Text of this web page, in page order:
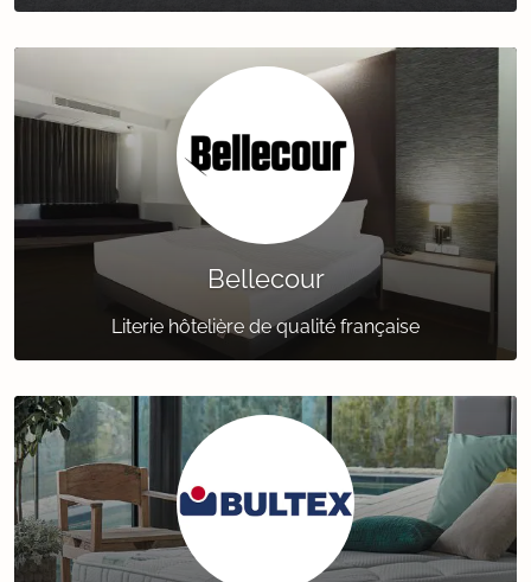
Bellecour
Literie hôtelière de qualité française